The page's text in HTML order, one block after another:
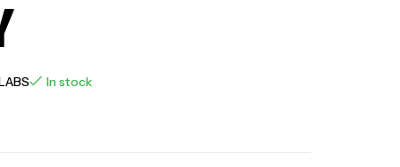
In stock